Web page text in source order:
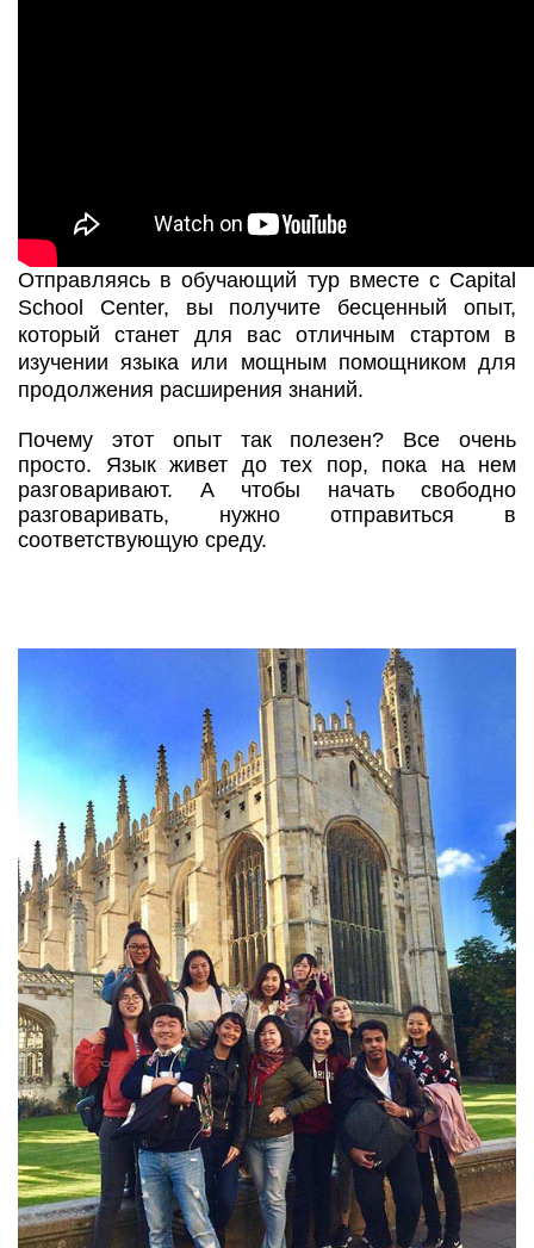
Отправляясь в обучающий тур вместе с Capital
School Center, вы получите бесценный опыт,
который станет для вас отличным стартом в
изучении языка или мощным помощником для
продолжения расширения знаний.
Почему этот опыт так полезен? Все очень
просто. Язык живет до тех пор, пока на нем
разговаривают. А чтобы начать свободно
разговаривать, нужно отправиться в
соответствующую среду.